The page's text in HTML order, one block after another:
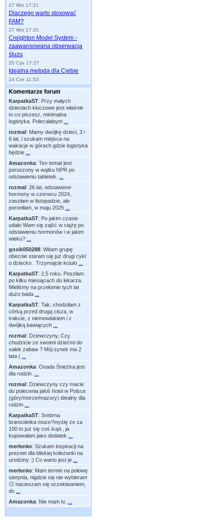
27 Wrz 17:21
Dlaczego warto stosować
FAM?
27 Wrz 17:20
Creighton Model System -
zaawansowana obserwacja
śluzu
20 Cze 17:27
Idealna metoda dla Ciebie
14 Cze 11:53
Komentarze forum
KarpatkaST: Przy małych
dzieciach kluczowe jest właśnie
to co piszesz, minimalna
logistyka. Polecałabym
rozmal: Mamy dwójkę dzieci, 3 i
6 lat, i szukam miejsca na
wakacje w górach gdzie logistyka
będzie
Amazonka: Ten temat jest
poruszony w wątku NPR po
odstawieniu tabletek.
rozmal: 26 lat, odstawione
hormony w czerwcu 2024,
zaszłam w listopadzie, ale
poroniłam, w maju 2025
KarpatkaST: Po jakim czasie
udało Wam się zajść w ciążę po
odstawieniu hormonów i w jakim
wieku?
gosik050288: Witam grupę
obecnie staram się już drugi cykl
o dziecko . Trzymajcie kciuki
KarpatkaST: 2,5 roku. Poszłam
po kilku miesiącach do lekarza.
Mieliśmy na przełomie tych lat
dużo bada
KarpatkaST: Tak, chodziłam z
córką przed drugą cisza, w
trakcie, z niemowlakiem i z
dwójką bawiących
rozmal: Dziewczyny, Czy
chodzicie ze swoimi dziećmi do
salek zabaw ? Mój synek ma 2
lata (
Amazonka: Osada Śnieżka jest
dla rodzin.
rozmal: Dziewczyny czy macie
do polecenia jakiś hotel w Polsce
(góry/morze/mazury) idealny dla
rodzin
KarpatkaST: Srebrna
bransoletka moze?myślę że za
100 to już się coś kupi , ja
kupowałam jako dodatek
merlenke: Szukam inspiracji na
preznet dla bliskiej koleżanki na
urodziny :) Co warto jest je
merlenke: Mam termin na połowę
sierpnia, nigdzie się nie wybieram
🙂 nacieszam się oczekiwaniem,
do
Amazonka: Nie mam tv.